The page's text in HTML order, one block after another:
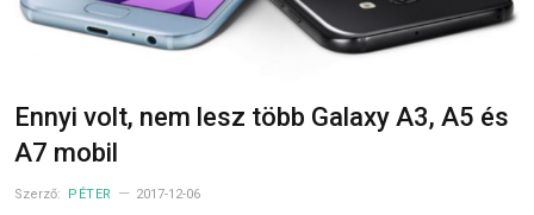
Ennyi volt, nem lesz több Galaxy A3, A5 és
A7 mobil
Szerző: PÉTER 2017-12-06